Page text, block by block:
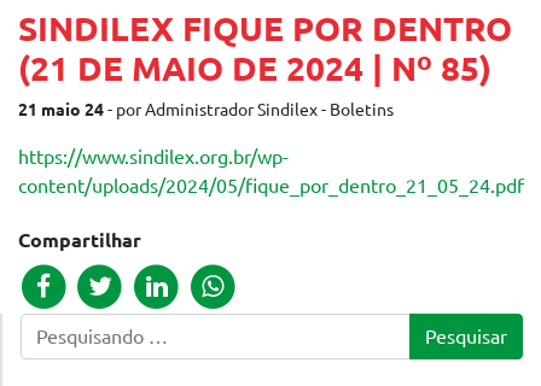
SINDILEX FIQUE POR DENTRO
(21 DE MAIO DE 2024 | Nº 85)
21 maio 24- por Administrador Sindilex - Boletins
https://www.sindilex.org.br/wp-
content/uploads/2024/05/fique_por_dentro_21_05_24.pdf
Compartilhar
Pesquisar